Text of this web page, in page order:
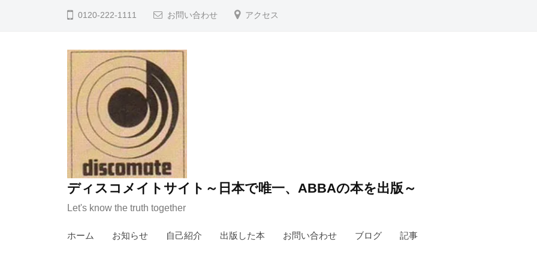
0120-222-1111 お問い合わせ アクセス
ディスコメイトサイト～日本で唯一、ABBAの本を出版～
Let's know the truth together
ホーム お知らせ 自己紹介 出版した本 お問い合わせ ブログ 記事